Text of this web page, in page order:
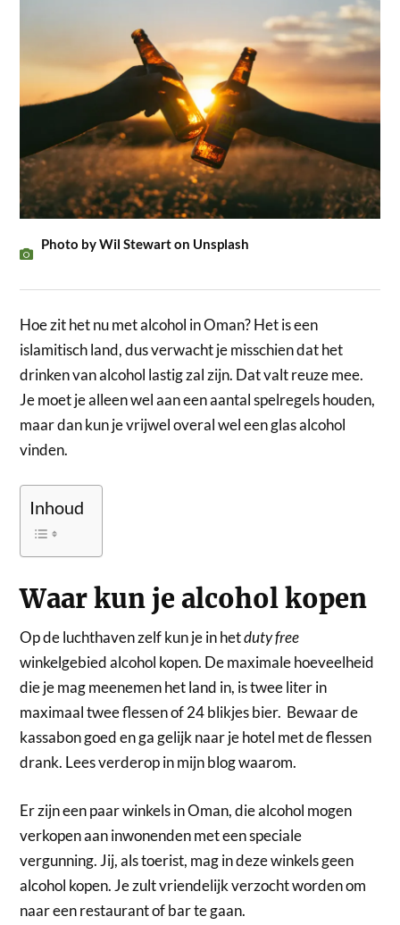
Photo by Wil Stewart on Unsplash
Hoe zit het nu met alcohol in Oman? Het is een
islamitisch land, dus verwacht je misschien dat het
drinken van alcohol lastig zal zijn. Dat valt reuze mee.
Je moet je alleen wel aan een aantal spelregels houden,
maar dan kun je vrijwel overal wel een glas alcohol
vinden.
Inhoud
Waar kun je alcohol kopen
Op de luchthaven zelf kun je in hetduty free
winkelgebied alcohol kopen. De maximale hoeveelheid
die je mag meenemen het land in, is twee liter in
maximaal twee flessen of 24 blikjes bier. Bewaar de
kassabon goed en ga gelijk naar je hotel met de flessen
drank. Lees verderop in mijn blog waarom.
Er zijn een paar winkels in Oman, die alcohol mogen
verkopen aan inwonenden met een speciale
vergunning. Jij, als toerist, mag in deze winkels geen
alcohol kopen. Je zult vriendelijk verzocht worden om
naar een restaurant of bar te gaan.